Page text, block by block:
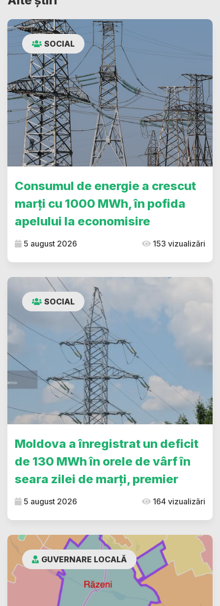
SOCIAL
Consumul de energie a crescut
marți cu 1000 MWh, în pofida
apelului la economisire
5 august 2026 153 vizualizări
SOCIAL
Moldova a înregistrat un deficit
de 130 MWh în orele de vârf în
seara zilei de marți, premier
5 august 2026 164 vizualizări
GUVERNARE LOCALĂ